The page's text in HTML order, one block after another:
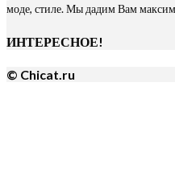
моде, стиле. Мы дадим Вам
ИНТЕРЕСНОЕ!
© Chicat.ru